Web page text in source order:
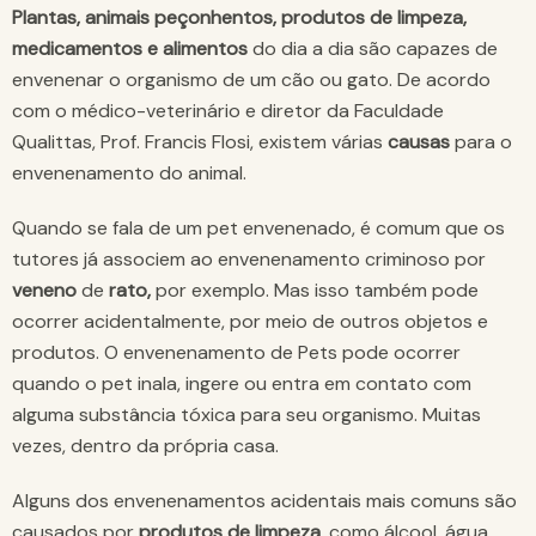
Plantas, animais peçonhentos, produtos de limpeza,
medicamentos e alimentosdo dia a dia são capazes de
envenenar o organismo de um cão ou gato. De acordo
com o médico-veterinário e diretor da Faculdade
Qualittas, Prof. Francis Flosi, existem várias causaspara o
envenenamento do animal.
Quando se fala de um pet envenenado, é comum que os
tutores já associem ao envenenamento criminoso por
venenode rato,por exemplo. Mas isso também pode
ocorrer acidentalmente, por meio de outros objetos e
produtos. O envenenamento de Pets pode ocorrer
quando o pet inala, ingere ou entra em contato com
alguma substância tóxica para seu organismo. Muitas
vezes, dentro da própria casa.
Alguns dos envenenamentos acidentais mais comuns são